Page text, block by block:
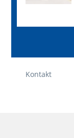
Kontakt